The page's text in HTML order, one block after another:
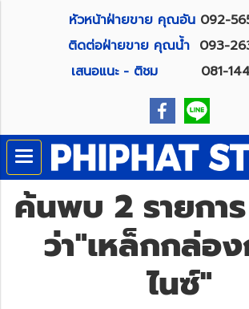
หัวหน้าฝ่ายขาย คุณอัน 092-
ติดต่อฝ่ายขาย คุณน้ำ 093-
เสนอแนะ - ติชม 081-
ค้นพบ 2 รายกา
ว่า"เหล็กกล่อ
ไนซ์"